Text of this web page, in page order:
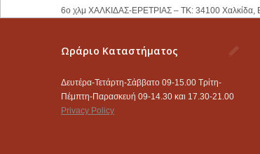
6ο χλμ ΧΑΛΚΙΔΑΣ-ΕΡΕΤΡΙΑΣ – ΤΚ: 34100
Ωράριο Καταστήματος
Δευτέρα-Τετάρτη-Σάββατο 09-15.00 Τρίτη-
Πέμπτη-Παρασκευή 09-14.30 και 17.30-21.00
Privacy Policy